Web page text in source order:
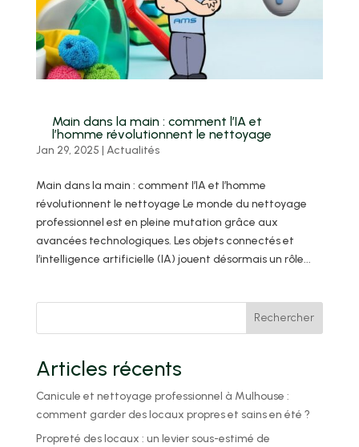
Main dans la main : comment l’IA et
l’homme révolutionnent le nettoyage
Jan 29, 2025 | Actualités
Main dans la main : comment l’IA et l’homme
révolutionnent le nettoyage Le monde du nettoyage
professionnel est en pleine mutation grâce aux
avancées technologiques. Les objets connectés et
l’intelligence artificielle (IA) jouent désormais un rôle...
Rechercher
Articles récents
Canicule et nettoyage professionnel à Mulhouse :
comment garder des locaux propres et sains en été ?
Propreté des locaux : un levier sous-estimé de